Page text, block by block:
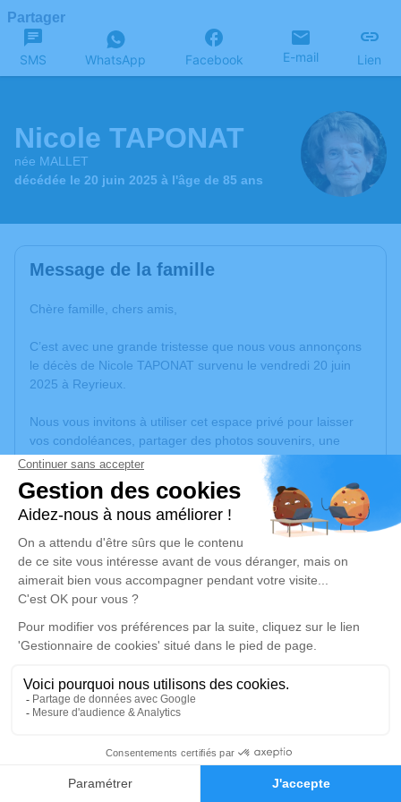
Faire-part Hommages
Partager
SMS WhatsApp Facebook E-mail Lien
Nicole TAPONAT
née MALLET
décédée le 20 juin 2025 à l'âge de 85 ans
Message de la famille
Chère famille, chers amis,
C’est avec une grande tristesse que nous vous annonçons
le décès de Nicole TAPONAT survenu le vendredi 20 juin
2025 à Reyrieux.
Nous vous invitons à utiliser cet espace privé pour laisser
vos condoléances, partager des photos souvenirs, une
anecdote ou exprimer vos pensées à travers des poèmes
ou des textes. Cet endroit est un lieu d'expression dédié à
honorer la mémoire de Nicole TAPONAT.
Un service de plantation d’arbre hommage estdisponible
lundi 30 juin 2025 à 14h30
Crématorium de Gleize
2740, Route de Montmelas